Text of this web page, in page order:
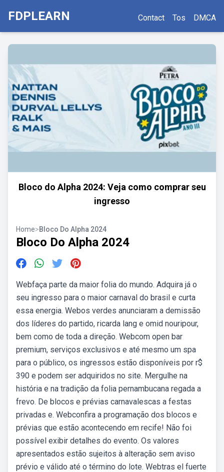
FDPLEARN Contact Tos DMCA
Bloco do Alpha 2024: Veja como comprar seu
ingresso
Home>Bloco Do Alpha 2024
Bloco Do Alpha 2024
Webfaça parte da maior folia do mundo. Adquira já o
seu ingresso para o maior carnaval do brasil e curta
essa energia. Webos verdes anunciaram a demissão
dos líderes do partido, ricarda lang e omid nouripour,
bem como de toda a direção. Webcom open bar
premium, serviços exclusivos e até mesmo um spa
para o público, os ingressos estão disponíveis por r$
390 e podem ser adquiridos no site. Mergulhe na
história e na tradição da folia pernambucana regada a
frevo. De blocos e prévias carnavalescas a festas
privadas e. Webconfira a programação dos blocos e
prévias que estão acontecendo em recife! Não foi
possível exibir detalhes do evento. Os valores
apresentados estão sujeitos à alteração sem aviso
prévio e válido até o término do lote. Webtras el fuerte